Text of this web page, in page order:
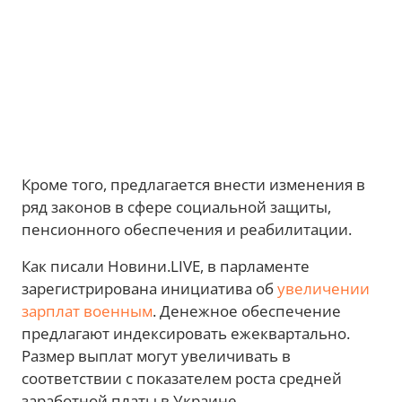
Кроме того, предлагается внести изменения в
ряд законов в сфере социальной защиты,
пенсионного обеспечения и реабилитации.
Как писали Новини.LIVE, в парламенте
зарегистрирована инициатива обувеличении
зарплат военным. Денежное обеспечение
предлагают индексировать ежеквартально.
Размер выплат могут увеличивать в
соответствии с показателем роста средней